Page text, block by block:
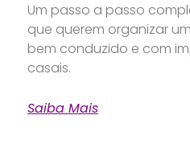
Um passo a passo
que querem organizar
bem conduzido e com
casais.
Saiba Mais